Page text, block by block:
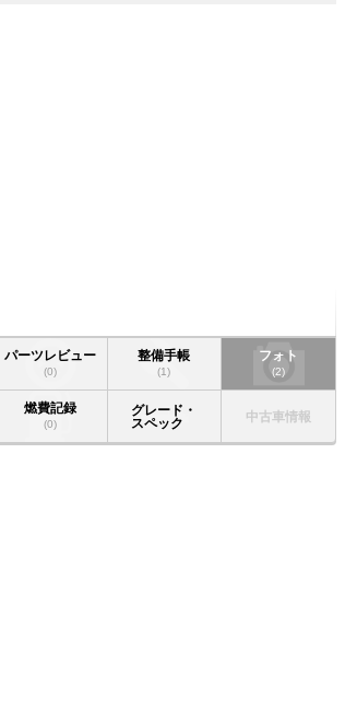
パーツレビュー
(0)
整備手帳
(1)
フォト
(2)
燃費記録
(0)
グレード・
スペック
中古車情報